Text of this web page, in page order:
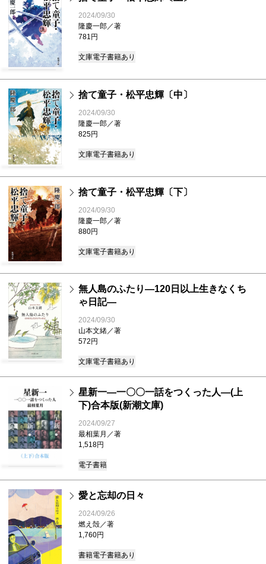
2024/09/30
隆慶一郎／著
781円
文庫電子書籍あり
捨て童子・松平忠輝〔中〕
2024/09/30
隆慶一郎／著
825円
文庫電子書籍あり
捨て童子・松平忠輝〔下〕
2024/09/30
隆慶一郎／著
880円
文庫電子書籍あり
無人島のふたり―120日以上生きなくち
ゃ日記―
2024/09/30
山本文緒／著
572円
文庫電子書籍あり
星新一―一〇〇一話をつくった人―(上
下)合本版(新潮文庫)
2024/09/27
最相葉月／著
1,518円
電子書籍
愛と忘却の日々
2024/09/26
燃え殻／著
1,760円
書籍電子書籍あり